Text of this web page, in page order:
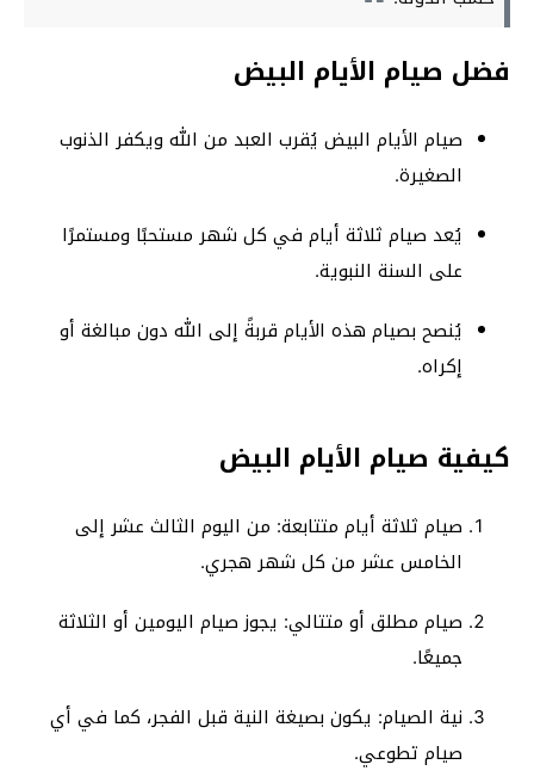
فضل صيام الأيام البيض
صيام الأيام البيض يُقرب العبد من الله ويكفر الذنوب
الصغيرة.
يُعد صيام ثلاثة أيام في كل شهر مستحبًا ومستمرًا
على السنة النبوية.
يُنصح بصيام هذه الأيام قربةً إلى الله دون مبالغة أو
إكراه.
كيفية صيام الأيام البيض
صيام ثلاثة أيام متتابعة: من اليوم الثالث عشر إلى
الخامس عشر من كل شهر هجري.
صيام مطلق أو متتالي: يجوز صيام اليومين أو الثلاثة
جميعًا.
نية الصيام: يكون بصيغة النية قبل الفجر، كما في أي
صيام تطوعي.